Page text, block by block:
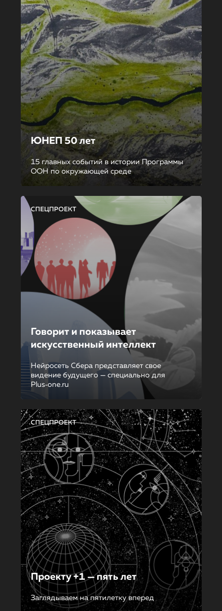
ЮНЕП 50 лет
15 главных событий в истории Программы
ООН по окружающей среде
СПЕЦПРОЕКТ
Говорит и показывает
искусственный интеллект
Нейросеть Сбера представляет свое
видение будущего — специально для
Plus‑one.ru
СПЕЦПРОЕКТ
Проекту +1 — пять лет
Заглядываем на пятилетку вперед